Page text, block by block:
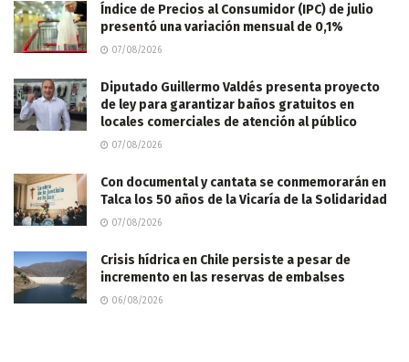
Índice de Precios al Consumidor (IPC) de julio
presentó una variación mensual de 0,1%
07/08/2026
Diputado Guillermo Valdés presenta proyecto
de ley para garantizar baños gratuitos en
locales comerciales de atención al público
07/08/2026
Con documental y cantata se conmemorarán en
Talca los 50 años de la Vicaría de la Solidaridad
07/08/2026
Crisis hídrica en Chile persiste a pesar de
incremento en las reservas de embalses
06/08/2026